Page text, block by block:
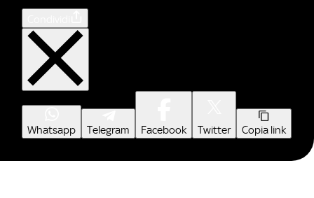
Whatsapp Telegram Facebook Twitter Copia link